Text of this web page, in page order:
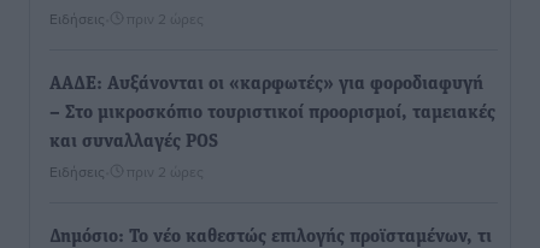
Ειδήσεις πριν 2 ώρες
ΑΑΔΕ: Αυξάνονται οι «καρφωτές» για φοροδιαφυγή
– Στο μικροσκόπιο τουριστικοί προορισμοί, ταμειακές
και συναλλαγές POS
Ειδήσεις πριν 2 ώρες
Δημόσιο: Το νέο καθεστώς επιλογής προϊσταμένων, τι